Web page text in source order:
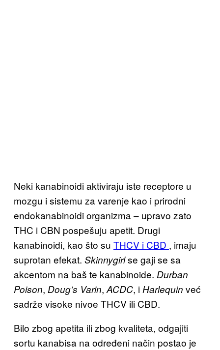
Neki kanabinoidi aktiviraju iste receptore u
mozgu i sistemu za varenje kao i prirodni
endokanabinoidi organizma – upravo zato
THC i CBN pospešuju apetit. Drugi
kanabinoidi, kao što su THCV i CBD , imaju
suprotan efekat. Skinnygirlse gaji se sa
akcentom na baš te kanabinoide. Durban
Poison, Doug’s Varin, ACDC, i Harlequin već
sadrže visoke nivoe THCV ili CBD.
Bilo zbog apetita ili zbog kvaliteta, odgajiti
sortu kanabisa na određeni način postao je